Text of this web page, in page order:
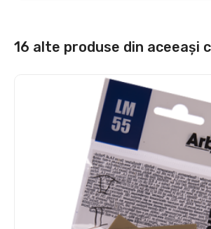
16 alte produse din aceeași